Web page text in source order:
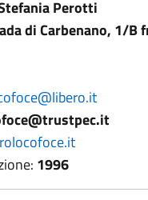
Perotti
di Carbenano, 1/B
1996